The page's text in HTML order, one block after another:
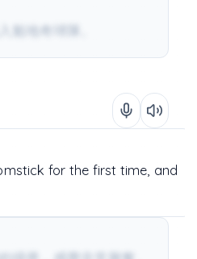
魁地奇球隊。
for the first time, and